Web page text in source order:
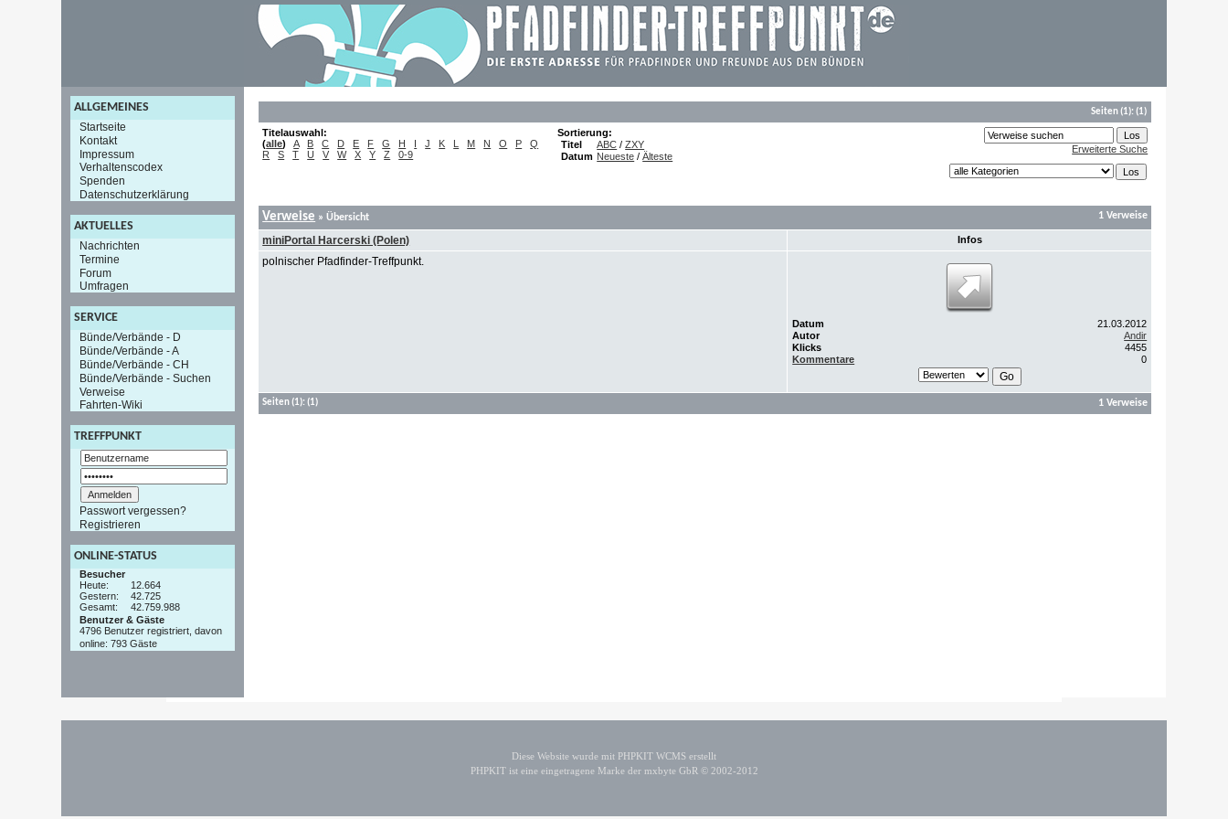
ALLGEMEINES
Startseite
Kontakt
Impressum
Verhaltenscodex
Spenden
Datenschutzerklärung
AKTUELLES
Nachrichten
Termine
Forum
Umfragen
SERVICE
Bünde/Verbände - D
Bünde/Verbände - A
Bünde/Verbände - CH
Bünde/Verbände - Suchen
Verweise
Fahrten-Wiki
TREFFPUNKT
Passwort vergessen?
Registrieren
ONLINE-STATUS
Besucher
Heute:
12.664
Gestern:
42.725
Gesamt:
42.759.988
Benutzer & Gäste
4796 Benutzer registriert, davon
online: 793 Gäste
Seiten(1):(1)
Titelauswahl:
(alle) A B C D E F G H I J K L M N O P
Q
R
S T U V W X Y Z 0-9
Sortierung:
Titel
ABC /ZXY
Datum Neueste /Älteste
Erweiterte Suche
Verweise » Übersicht 1 Verweise
miniPortal Harcerski (Polen) Infos
polnischer Pfadfinder-Treffpunkt.
Datum
21.03.2012
Autor
Andir
Klicks
4455
Kommentare
0
Seiten(1):(1) 1 Verweise
Diese Website wurde mit PHPKIT WCMS erstellt
PHPKIT ist eine eingetragene Marke der mxbyte GbR © 2002-2012